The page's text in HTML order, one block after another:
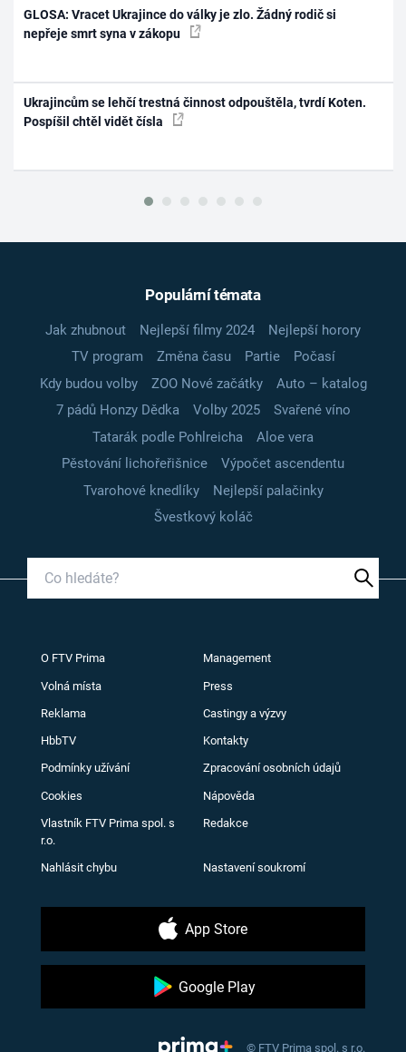
GLOSA: Vracet Ukrajince do války je zlo. Žádný rodič si
nepřeje smrt syna v zákopu
Ukrajincům se lehčí trestná činnost odpouštěla, tvrdí Koten.
Pospíšil chtěl vidět čísla
Populární témata
Jak zhubnout Nejlepší filmy 2024
Nejlepší horory
TV program
Změna času Partie
Počasí
Kdy budou volby
ZOO Nové začátky
Auto – katalog
7 pádů Honzy Dědka
Volby 2025
Svařené víno
Tatarák podle Pohlreicha
Aloe vera
Pěstování lichořeřišnice
Výpočet ascendentu
Tvarohové knedlíky
Nejlepší palačinky
Švestkový koláč
O FTV Prima Management
Volná místa Press
Reklama Castingy a výzvy
HbbTV Kontakty
Podmínky užívání Zpracování osobních údajů
Cookies Nápověda
Vlastník FTV Prima spol. s
r.o.
Redakce
Nahlásit chybu Nastavení soukromí
App Store
Google Play
© FTV Prima spol. s r.o.